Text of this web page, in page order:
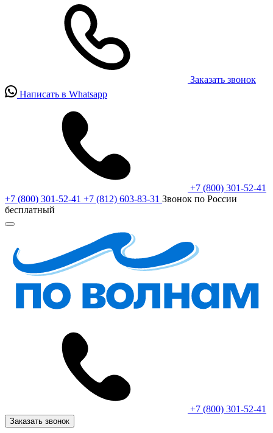
Заказать звонок
Написать в Whatsapp
+7 (800) 301-52-41
+7 (800) 301-52-41 +7 (812) 603-83-31 Звонок по России
бесплатный
+7 (800) 301-52-41
Заказать звонок